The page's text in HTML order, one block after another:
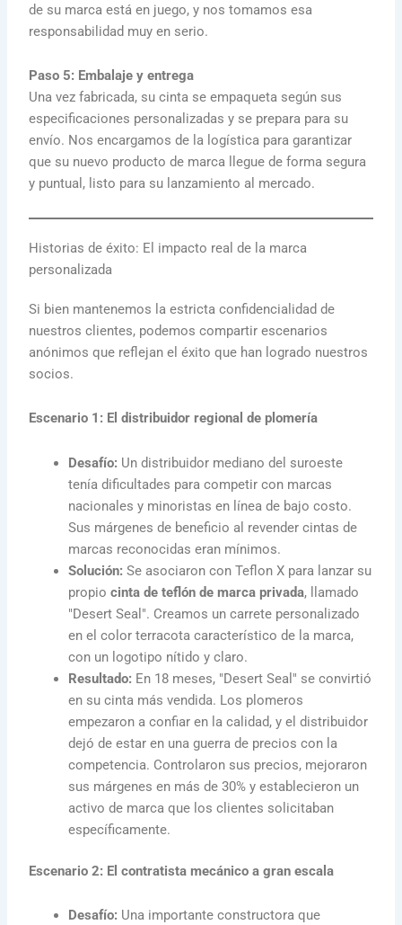
de su marca está en juego, y nos tomamos esa
responsabilidad muy en serio.
Paso 5: Embalaje y entrega
Una vez fabricada, su cinta se empaqueta según sus
especificaciones personalizadas y se prepara para su
envío. Nos encargamos de la logística para garantizar
que su nuevo producto de marca llegue de forma segura
y puntual, listo para su lanzamiento al mercado.
Historias de éxito: El impacto real de la marca
personalizada
Si bien mantenemos la estricta confidencialidad de
nuestros clientes, podemos compartir escenarios
anónimos que reflejan el éxito que han logrado nuestros
socios.
Escenario 1: El distribuidor regional de plomería
Desafío: Un distribuidor mediano del suroeste
tenía dificultades para competir con marcas
nacionales y minoristas en línea de bajo costo.
Sus márgenes de beneficio al revender cintas de
marcas reconocidas eran mínimos.
Solución: Se asociaron con Teflon X para lanzar su
propiocinta de teflón de marca privada, llamado
"Desert Seal". Creamos un carrete personalizado
en el color terracota característico de la marca,
con un logotipo nítido y claro.
Resultado: En 18 meses, "Desert Seal" se convirtió
en su cinta más vendida. Los plomeros
empezaron a confiar en la calidad, y el distribuidor
dejó de estar en una guerra de precios con la
competencia. Controlaron sus precios, mejoraron
sus márgenes en más de 30% y establecieron un
activo de marca que los clientes solicitaban
específicamente.
Escenario 2: El contratista mecánico a gran escala
Desafío: Una importante constructora que